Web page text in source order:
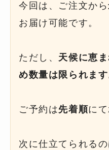
今回は、ご注文から
お届け可能です。
ただし、 天候に恵
め数量は限られます
ご予約は先着順に
次に仕立てられる